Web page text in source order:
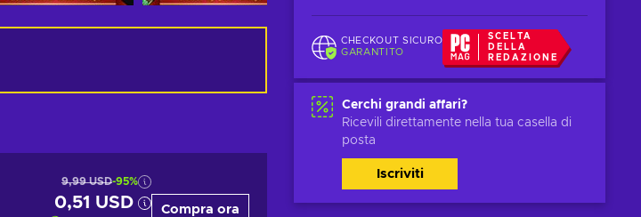
CHECKOUT SICURO
GARANTITO
SCELTA
DELLA
REDAZIONE
Cerchi grandi affari?
Ricevili direttamente nella tua casella di
posta
Iscriviti
9,99 USD-95%
0,51 USD Compra ora